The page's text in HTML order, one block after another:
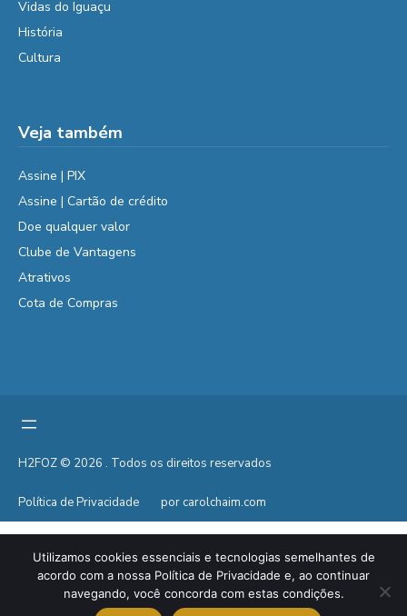
Vidas do Iguaçu
História
Cultura
Veja também
Assine | PIX
Assine | Cartão de crédito
Doe qualquer valor
Clube de Vantagens
Atrativos
Cota de Compras
H2FOZ © 2026 . Todos os direitos reservados
Política de Privacidade por carolchaim.com
Utilizamos cookies essenciais e tecnologias semelhantes de
acordo com a nossa Política de Privacidade e, ao continuar
navegando, você concorda com estas condições.